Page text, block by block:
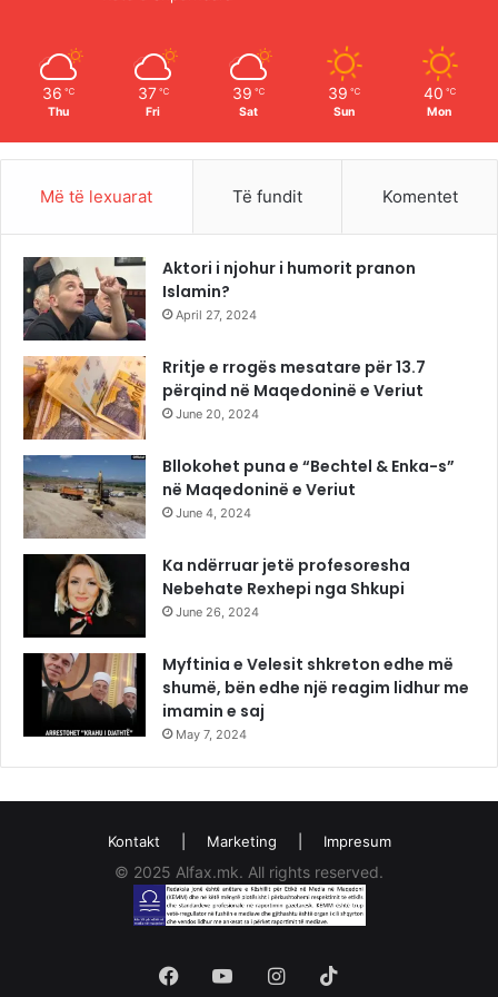
36 ℃
Thu
37 ℃
Fri
39 ℃
Sat
39 ℃
Sun
40 ℃
Mon
Më të lexuarat Të fundit Komentet
Aktori i njohur i humorit pranon
Islamin?
April 27, 2024
Rritje e rrogës mesatare për 13.7
përqind në Maqedoninë e Veriut
June 20, 2024
Bllokohet puna e “Bechtel & Enka-s”
në Maqedoninë e Veriut
June 4, 2024
Ka ndërruar jetë profesoresha
Nebehate Rexhepi nga Shkupi
June 26, 2024
Myftinia e Velesit shkreton edhe më
shumë, bën edhe një reagim lidhur me
imamin e saj
May 7, 2024
Kontakt Marketing Impresum
© 2025 Alfax.mk. All rights reserved.
FacebookYouTubeInstagram